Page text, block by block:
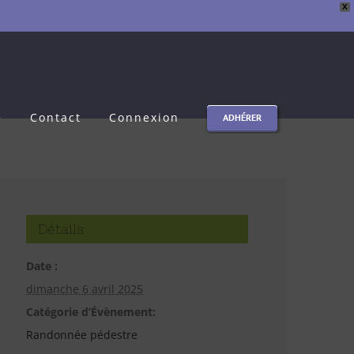
X
Contact Connexion ADHÉRER
Détails
Date :
dimanche 6 avril 2025
Catégorie d’Évènement:
Randonnée pédestre